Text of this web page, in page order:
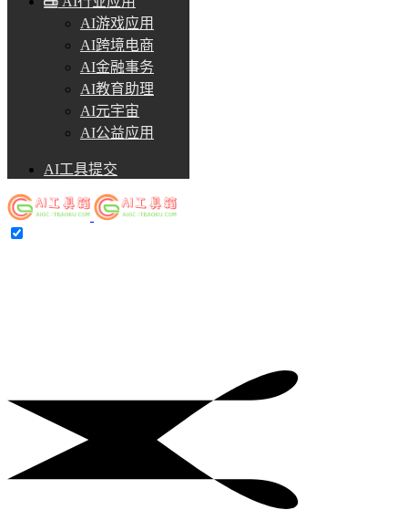
AI游戏应用
AI跨境电商
AI金融事务
AI教育助理
AI元宇宙
AI公益应用
AI工具提交